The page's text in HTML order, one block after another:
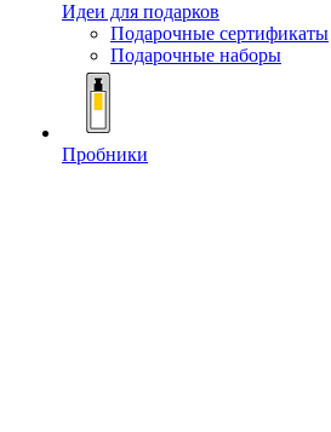
Идеи для подарков
Подарочные сертификаты
Подарочные наборы
Пробники